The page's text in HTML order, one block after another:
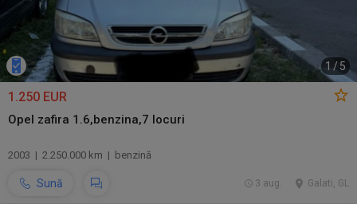
1 / 5
1.250 EUR
Opel zafira 1.6,benzina,7 locuri
2003 | 2.250.000 km | benzină
Sună Galati, GL
3 aug.